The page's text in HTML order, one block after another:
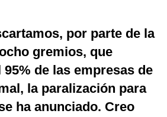
por parte de la
gremios, que
de las empresas de
la paralización para
ha anunciado. Creo